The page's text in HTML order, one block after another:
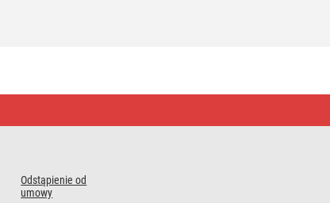
Odstąpienie od
umowy